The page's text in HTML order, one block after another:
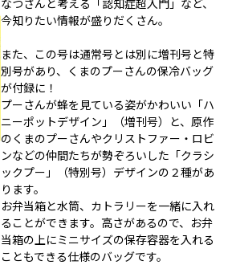
なつさんと考える「認知症超入門」など、
今知りたい情報が盛りだくさん。
また、この号は通常号とは別に増刊号と特
別号があり、くまのプーさんの保冷バッグ
が付録に！
プーさんが蜂を見ている姿がかわいい「ハ
ニーポットデザイン」（増刊号）と、原作
のくまのプーさんやクリストファー・ロビ
ンなどの仲間たちが勢ぞろいした「クラシ
ックプー」（特別号）デザインの２種があ
ります。
お弁当箱と水筒、カトラリーを一緒に入れ
ることができます。高さがあるので、お弁
当箱の上にミニサイズの保存容器を入れる
こともできる仕様のバッグです。